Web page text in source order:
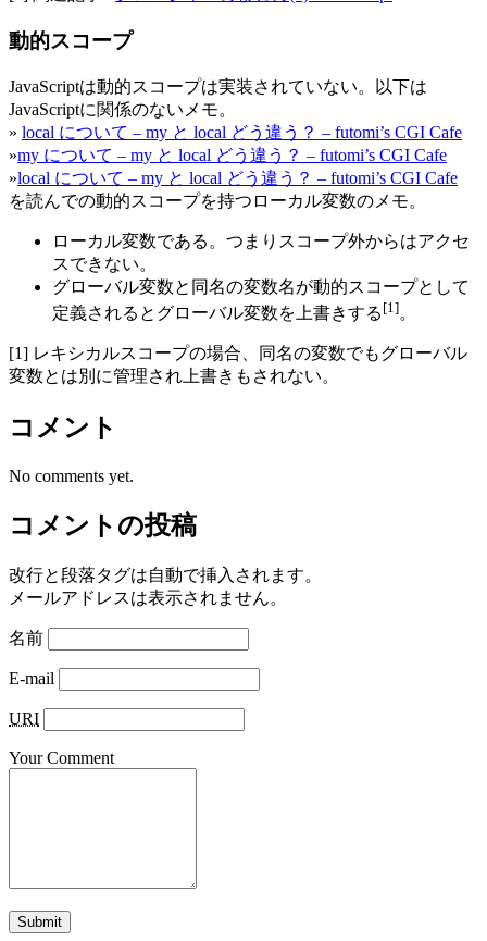
動的スコープ
JavaScriptは動的スコープは実装されていない。以下は
JavaScriptに関係のないメモ。
» local について – my と local どう違う？ – futomi’s CGI Cafe
»my について – my と local どう違う？ – futomi’s CGI Cafe
»local について – my と local どう違う？ – futomi’s CGI Cafe
を読んでの動的スコープを持つローカル変数のメモ。
ローカル変数である。つまりスコープ外からはアクセ
スできない。
グローバル変数と同名の変数名が動的スコープとして
定義されるとグローバル変数を上書きする [1]。
[1] レキシカルスコープの場合、同名の変数でもグローバル
変数とは別に管理され上書きもされない。
コメント
No comments yet.
コメントの投稿
改行と段落タグは自動で挿入されます。
メールアドレスは表示されません。
名前
E-mail
URI
Your Comment
Submit